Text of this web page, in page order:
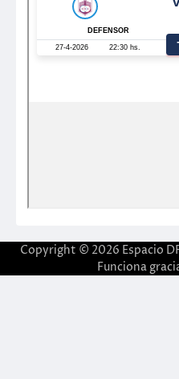
Copyright © 2026 Espacio
Funciona